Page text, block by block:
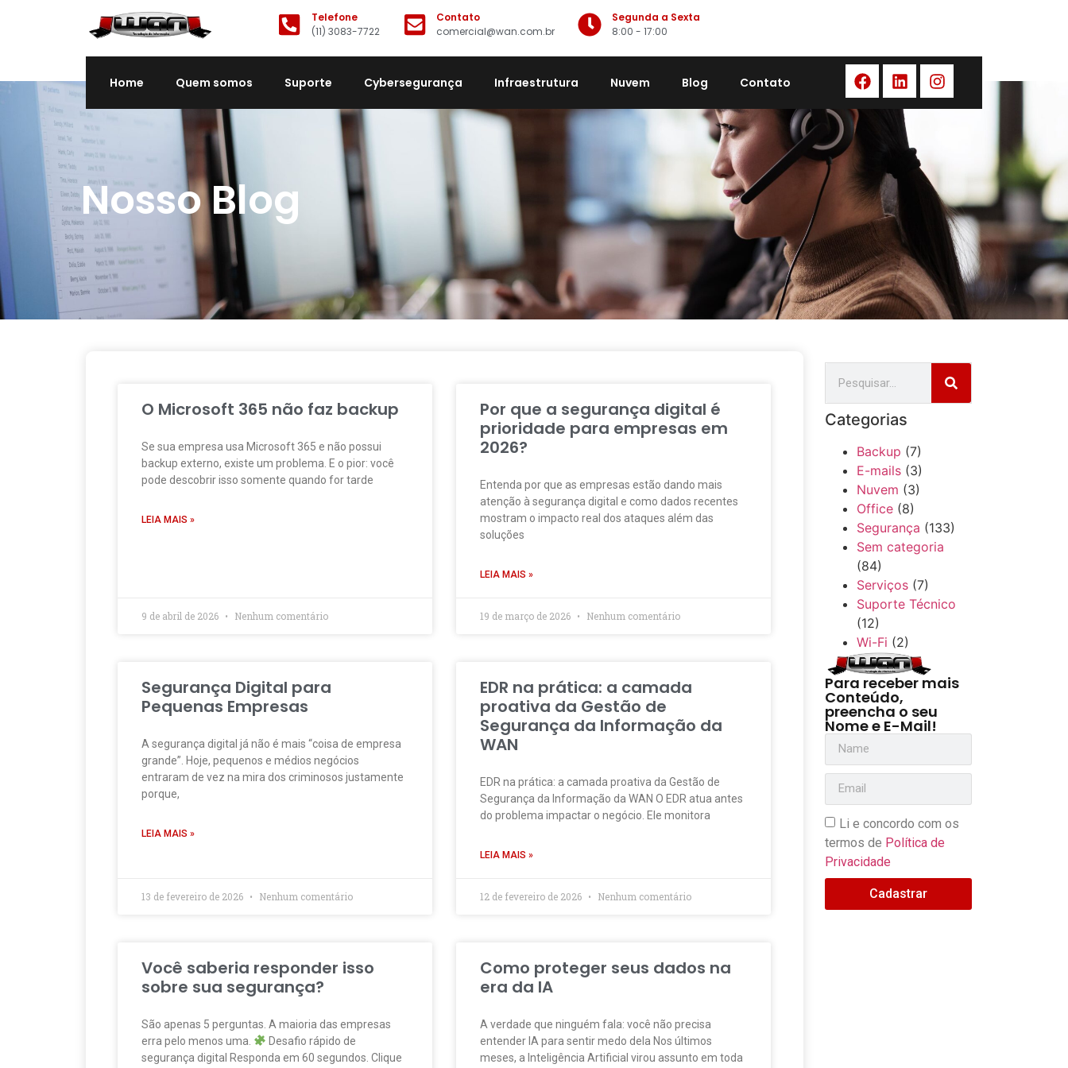
Telefone
(11) 3083-7722
Contato
comercial@wan.com.br
Segunda a Sexta
8:00 - 17:00
Home Quem somos Suporte Cybersegurança Infraestrutura Nuvem Blog Contato
Nosso Blog
O Microsoft 365 não faz backup
Se sua empresa usa Microsoft 365 e não possui
backup externo, existe um problema. E o pior: você
pode descobrir isso somente quando for tarde
LEIA MAIS »
9 de abril de 2026 Nenhum comentário
Por que a segurança digital é
prioridade para empresas em
2026?
Entenda por que as empresas estão dando mais
atenção à segurança digital e como dados recentes
mostram o impacto real dos ataques além das
soluções
LEIA MAIS »
19 de março de 2026 Nenhum comentário
Segurança Digital para
Pequenas Empresas
A segurança digital já não é mais “coisa de empresa
grande”. Hoje, pequenos e médios negócios
entraram de vez na mira dos criminosos justamente
porque,
LEIA MAIS »
13 de fevereiro de 2026 Nenhum comentário
EDR na prática: a camada
proativa da Gestão de
Segurança da Informação da
WAN
EDR na prática: a camada proativa da Gestão de
Segurança da Informação da WAN O EDR atua antes
do problema impactar o negócio. Ele monitora
LEIA MAIS »
12 de fevereiro de 2026 Nenhum comentário
Você saberia responder isso
sobre sua segurança?
São apenas 5 perguntas. A maioria das empresas
erra pelo menos uma.
Desafio rápido de
segurança digital Responda em 60 segundos. Clique
Como proteger seus dados na
era da IA
A verdade que ninguém fala: você não precisa
entender IA para sentir medo dela Nos últimos
meses, a Inteligência Artificial virou assunto em toda
Categorias
Backup (7)
E-mails(3)
Nuvem (3)
Office(8)
Segurança (133)
Sem categoria
(84)
Serviços(7)
Suporte Técnico
(12)
Wi-Fi (2)
Para receber mais
Conteúdo,
preencha o seu
Nome e E-Mail!
Li e concordo com os
termos de Política de
Privacidade
Cadastrar